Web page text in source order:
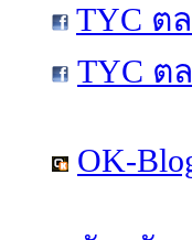
TYC ต
TYC ต
OK-